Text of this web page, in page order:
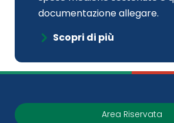
documentazione allegare.
Scopri di più
Area Riservata